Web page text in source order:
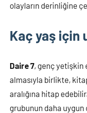
olayların derinliğine
Kaç yaş için
Daire 7, genç yetişkin
almasıyla birlikte,
aralığına hitap
grubunun daha uygun